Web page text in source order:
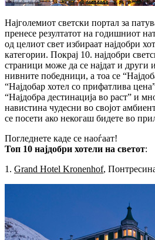
Најголемиот светски портал за
пренесе резултатот на годишниот
од целиот свет избираат најдобри
категории. Покрај 10. најдобри
страници може да се најдат и други
нивните победници, а тоа се
“Најдобар хотел со прифатлива
“Најдобра дестинација во раст” и
навистина чудесни во својот
се посети ако некогаш бидете во
Погледнете каде се наоѓаат!
Топ 10 најдобри хотели на светот:
1. Grand Hotel Kronenhof,